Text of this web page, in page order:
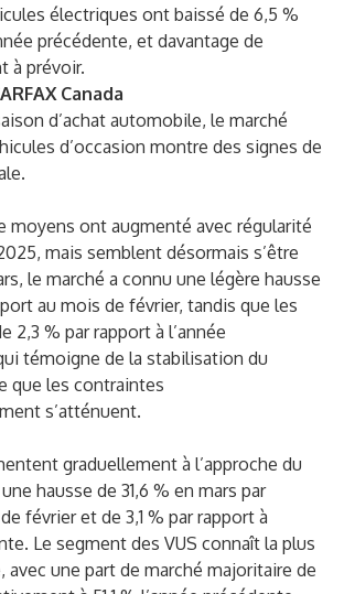
électriques ont baissé de 6,5 %
précédente, et davantage de
à prévoir.
Canada
d’achat automobile, le marché
d’occasion montre des signes de
moyens ont augmenté avec régularité
mais semblent désormais s’être
le marché a connu une légère hausse
au mois de février, tandis que les
2,3 % par rapport à l’année
témoigne de la stabilisation du
que les contraintes
s’atténuent.
graduellement à l’approche du
hausse de 31,6 % en mars par
février et de 3,1 % par rapport à
Le segment des VUS connaît la plus
avec une part de marché majoritaire de